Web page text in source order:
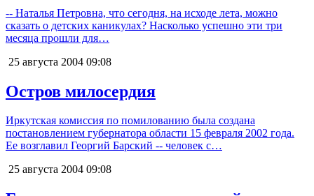
-- Наталья Петровна, что сегодня, на исходе лета, можно
сказать о детских каникулах? Насколько успешно эти три
месяца прошли для…
25 августа 2004 09:08
Остров милосердия
Иркутская комиссия по помилованию была создана
постановлением губернатора области 15 февраля 2002 года.
Ее возглавил Георгий Барский -- человек с…
25 августа 2004 09:08